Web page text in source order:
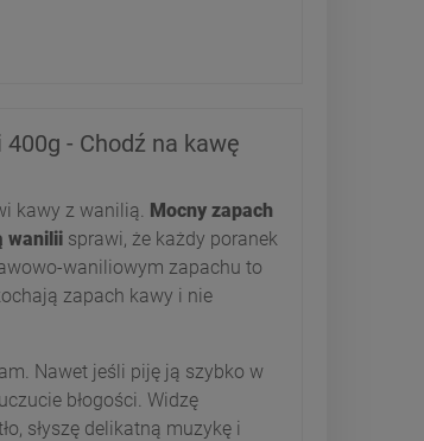
- Chodź na kawę
kawy z wanilią. Mocny zapach
waniliisprawi, że każdy poranek
waniliowym zapachu to
zapach kawy i nie
Nawet jeśli piję ją szybko w
błogości. Widzę
słyszę delikatną muzykę i